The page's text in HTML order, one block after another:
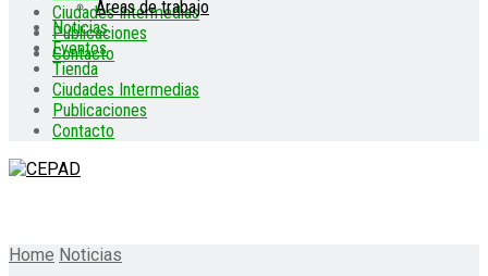
Ciudades Intermedias
Publicaciones
Contacto
Áreas de trabajo
Noticias
Eventos
Tienda
Ciudades Intermedias
Publicaciones
Contacto
Home Noticias